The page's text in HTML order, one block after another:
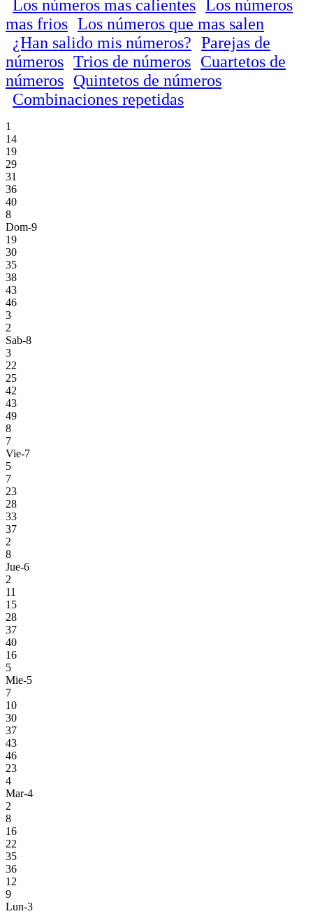
Los números mas calientes
Los números
mas frios Los números que mas salen
¿Han salido mis números? Parejas de
números Trios de números Cuartetos de
números Quintetos de números
Combinaciones repetidas
1
14
19
29
31
36
40
8
Dom-9
19
30
35
38
43
46
3
2
Sab-8
3
22
25
42
43
49
8
7
Vie-7
5
7
23
28
33
37
2
8
Jue-6
2
11
15
28
37
40
16
5
Mie-5
7
10
30
37
43
46
23
4
Mar-4
2
8
16
22
35
36
12
9
Lun-3